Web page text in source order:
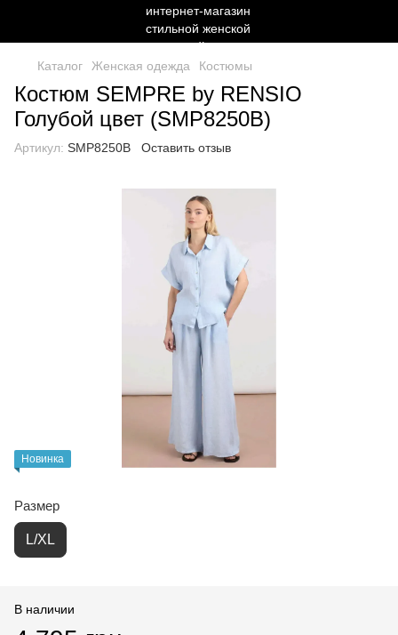
Каталог Женская одежда Костюмы
Костюм SEMPRE by RENSIO
Голубой цвет (SMP8250B)
Артикул: SMP8250B Оставить отзыв
Новинка
Размер
L/XL
В наличии